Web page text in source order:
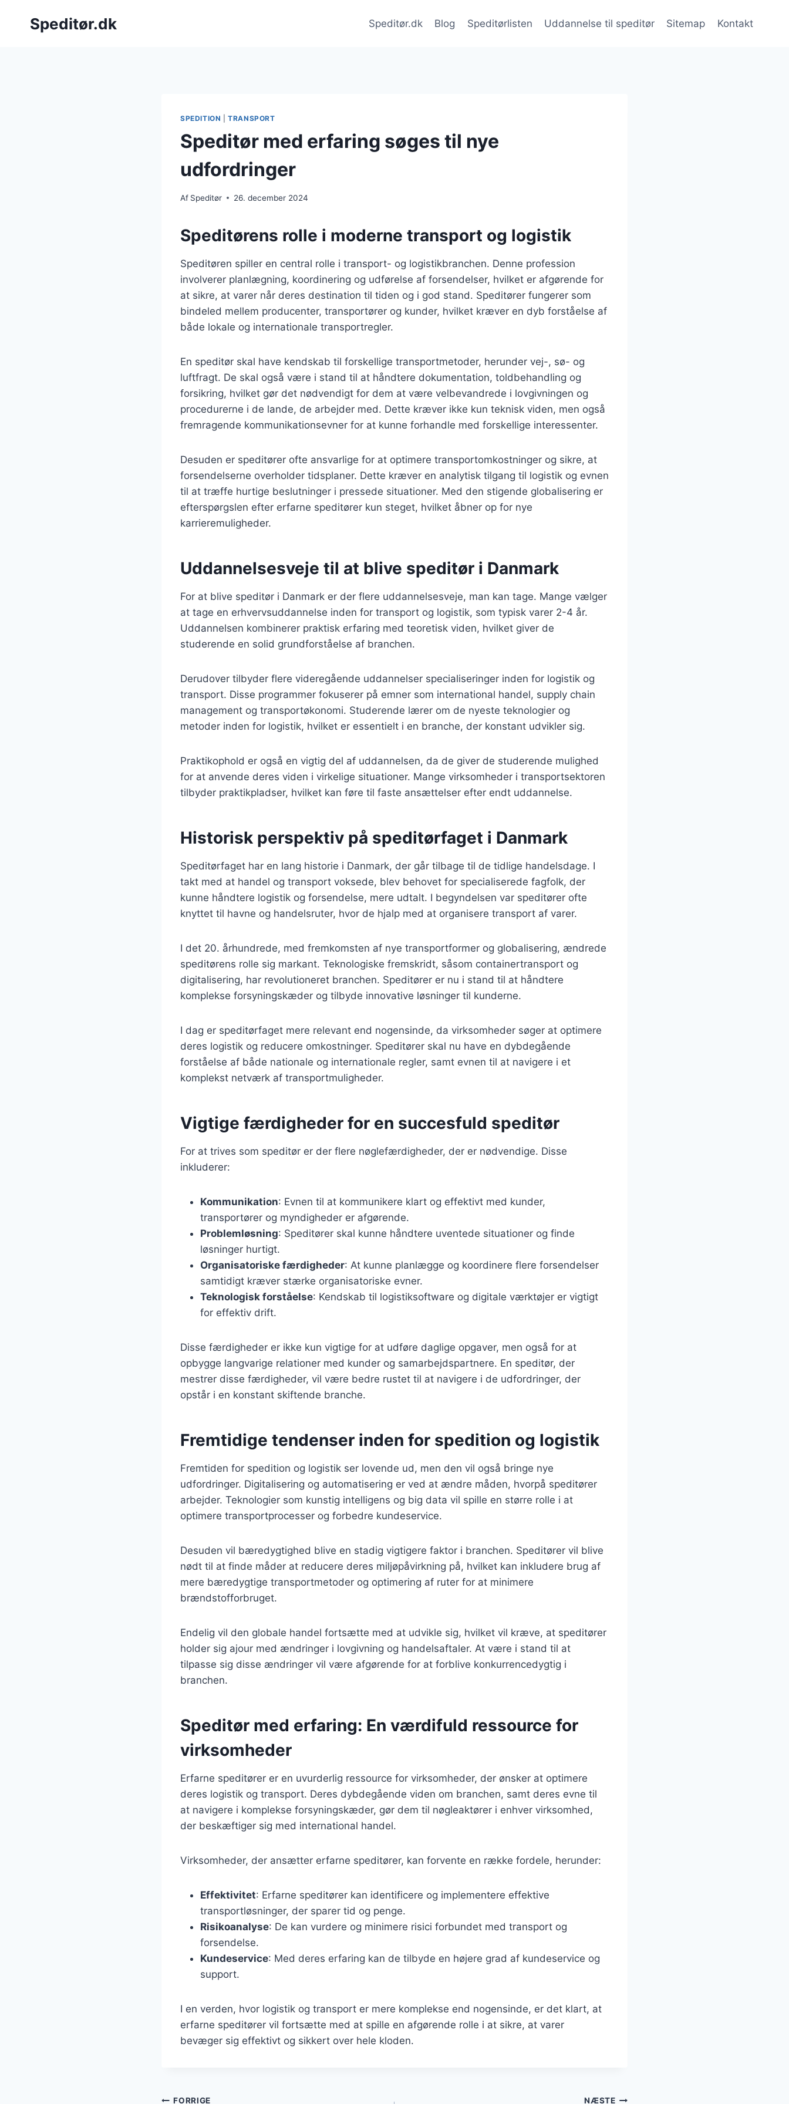
Speditør.dk Speditør.dk Blog Speditørlisten Uddannelse til speditør Sitemap Kontakt
SPEDITION |TRANSPORT
Speditør med erfaring søges til nye
udfordringer
Af Speditør 26. december 2024
Speditørens rolle i moderne transport og logistik
Speditøren spiller en central rolle i transport- og logistikbranchen. Denne profession
involverer planlægning, koordinering og udførelse af forsendelser, hvilket er afgørende for
at sikre, at varer når deres destination til tiden og i god stand. Speditører fungerer som
bindeled mellem producenter, transportører og kunder, hvilket kræver en dyb forståelse af
både lokale og internationale transportregler.
En speditør skal have kendskab til forskellige transportmetoder, herunder vej-, sø- og
luftfragt. De skal også være i stand til at håndtere dokumentation, toldbehandling og
forsikring, hvilket gør det nødvendigt for dem at være velbevandrede i lovgivningen og
procedurerne i de lande, de arbejder med. Dette kræver ikke kun teknisk viden, men også
fremragende kommunikationsevner for at kunne forhandle med forskellige interessenter.
Desuden er speditører ofte ansvarlige for at optimere transportomkostninger og sikre, at
forsendelserne overholder tidsplaner. Dette kræver en analytisk tilgang til logistik og evnen
til at træffe hurtige beslutninger i pressede situationer. Med den stigende globalisering er
efterspørgslen efter erfarne speditører kun steget, hvilket åbner op for nye
karrieremuligheder.
Uddannelsesveje til at blive speditør i Danmark
For at blive speditør i Danmark er der flere uddannelsesveje, man kan tage. Mange vælger
at tage en erhvervsuddannelse inden for transport og logistik, som typisk varer 2-4 år.
Uddannelsen kombinerer praktisk erfaring med teoretisk viden, hvilket giver de
studerende en solid grundforståelse af branchen.
Derudover tilbyder flere videregående uddannelser specialiseringer inden for logistik og
transport. Disse programmer fokuserer på emner som international handel, supply chain
management og transportøkonomi. Studerende lærer om de nyeste teknologier og
metoder inden for logistik, hvilket er essentielt i en branche, der konstant udvikler sig.
Praktikophold er også en vigtig del af uddannelsen, da de giver de studerende mulighed
for at anvende deres viden i virkelige situationer. Mange virksomheder i transportsektoren
tilbyder praktikpladser, hvilket kan føre til faste ansættelser efter endt uddannelse.
Historisk perspektiv på speditørfaget i Danmark
Speditørfaget har en lang historie i Danmark, der går tilbage til de tidlige handelsdage. I
takt med at handel og transport voksede, blev behovet for specialiserede fagfolk, der
kunne håndtere logistik og forsendelse, mere udtalt. I begyndelsen var speditører ofte
knyttet til havne og handelsruter, hvor de hjalp med at organisere transport af varer.
I det 20. århundrede, med fremkomsten af nye transportformer og globalisering, ændrede
speditørens rolle sig markant. Teknologiske fremskridt, såsom containertransport og
digitalisering, har revolutioneret branchen. Speditører er nu i stand til at håndtere
komplekse forsyningskæder og tilbyde innovative løsninger til kunderne.
I dag er speditørfaget mere relevant end nogensinde, da virksomheder søger at optimere
deres logistik og reducere omkostninger. Speditører skal nu have en dybdegående
forståelse af både nationale og internationale regler, samt evnen til at navigere i et
komplekst netværk af transportmuligheder.
Vigtige færdigheder for en succesfuld speditør
For at trives som speditør er der flere nøglefærdigheder, der er nødvendige. Disse
inkluderer:
Kommunikation: Evnen til at kommunikere klart og effektivt med kunder,
transportører og myndigheder er afgørende.
Problemløsning: Speditører skal kunne håndtere uventede situationer og finde
løsninger hurtigt.
Organisatoriske færdigheder: At kunne planlægge og koordinere flere forsendelser
samtidigt kræver stærke organisatoriske evner.
Teknologisk forståelse: Kendskab til logistiksoftware og digitale værktøjer er vigtigt
for effektiv drift.
Disse færdigheder er ikke kun vigtige for at udføre daglige opgaver, men også for at
opbygge langvarige relationer med kunder og samarbejdspartnere. En speditør, der
mestrer disse færdigheder, vil være bedre rustet til at navigere i de udfordringer, der
opstår i en konstant skiftende branche.
Fremtidige tendenser inden for spedition og logistik
Fremtiden for spedition og logistik ser lovende ud, men den vil også bringe nye
udfordringer. Digitalisering og automatisering er ved at ændre måden, hvorpå speditører
arbejder. Teknologier som kunstig intelligens og big data vil spille en større rolle i at
optimere transportprocesser og forbedre kundeservice.
Desuden vil bæredygtighed blive en stadig vigtigere faktor i branchen. Speditører vil blive
nødt til at finde måder at reducere deres miljøpåvirkning på, hvilket kan inkludere brug af
mere bæredygtige transportmetoder og optimering af ruter for at minimere
brændstofforbruget.
Endelig vil den globale handel fortsætte med at udvikle sig, hvilket vil kræve, at speditører
holder sig ajour med ændringer i lovgivning og handelsaftaler. At være i stand til at
tilpasse sig disse ændringer vil være afgørende for at forblive konkurrencedygtig i
branchen.
Speditør med erfaring: En værdifuld ressource for
virksomheder
Erfarne speditører er en uvurderlig ressource for virksomheder, der ønsker at optimere
deres logistik og transport. Deres dybdegående viden om branchen, samt deres evne til
at navigere i komplekse forsyningskæder, gør dem til nøgleaktører i enhver virksomhed,
der beskæftiger sig med international handel.
Virksomheder, der ansætter erfarne speditører, kan forvente en række fordele, herunder:
Effektivitet: Erfarne speditører kan identificere og implementere effektive
transportløsninger, der sparer tid og penge.
Risikoanalyse: De kan vurdere og minimere risici forbundet med transport og
forsendelse.
Kundeservice: Med deres erfaring kan de tilbyde en højere grad af kundeservice og
support.
I en verden, hvor logistik og transport er mere komplekse end nogensinde, er det klart, at
erfarne speditører vil fortsætte med at spille en afgørende rolle i at sikre, at varer
bevæger sig effektivt og sikkert over hele kloden.
FORRIGE NÆSTE